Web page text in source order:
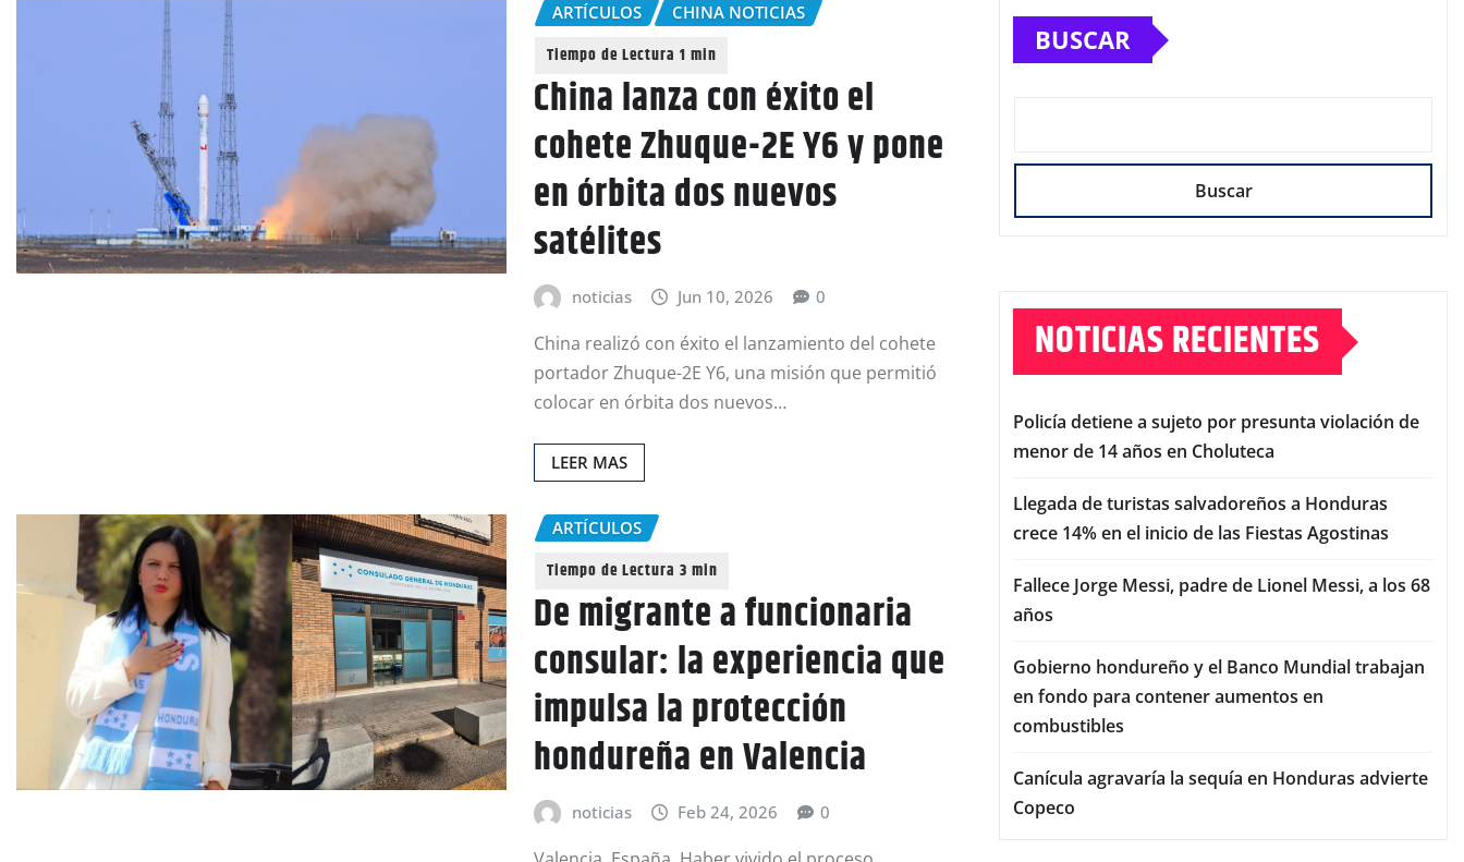
ARTÍCULOS CHINA NOTICIAS
China lanza con éxito el
cohete Zhuque-2E Y6 y pone
en órbita dos nuevos
satélites
noticias Jun 10, 2026 0
China realizó con éxito el lanzamiento del cohete
portador Zhuque-2E Y6, una misión que permitió
colocar en órbita dos nuevos…
LEER MAS
ARTÍCULOS
De migrante a funcionaria
consular: la experiencia que
impulsa la protección
hondureña en Valencia
noticias Feb 24, 2026 0
BUSCAR
Buscar
NOTICIAS RECIENTES
Policía detiene a sujeto por presunta violación de
menor de 14 años en Choluteca
Llegada de turistas salvadoreños a Honduras
crece 14% en el inicio de las Fiestas Agostinas
Fallece Jorge Messi, padre de Lionel Messi, a los 68
años
Gobierno hondureño y el Banco Mundial trabajan
en fondo para contener aumentos en
combustibles
Canícula agravaría la sequía en Honduras advierte
Copeco